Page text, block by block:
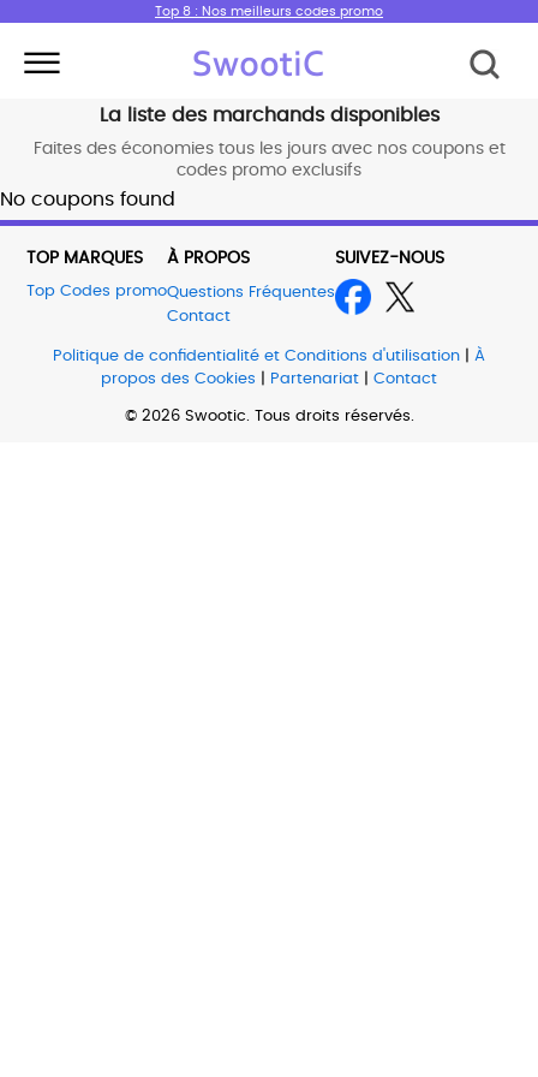
Top 8 : Nos meilleurs codes promo
La liste des marchands disponibles
Faites des économies tous les jours avec nos coupons et
codes promo exclusifs
No coupons found
TOP MARQUES
Top Codes promo
À PROPOS
Questions Fréquentes
Contact
SUIVEZ-NOUS
Politique de confidentialité et Conditions d'utilisation
À
propos des Cookies
Partenariat Contact
© 2026 Swootic. Tous droits réservés.